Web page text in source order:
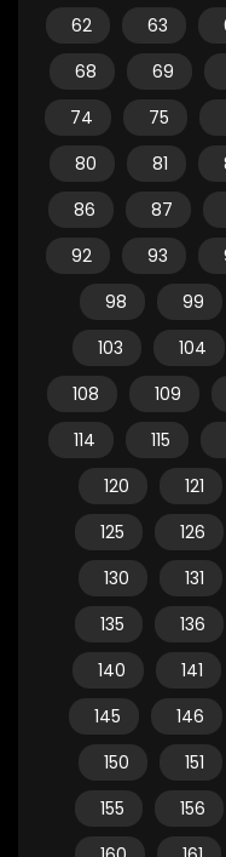
62
63
68
69
74
75
80
81
86
87
92
93
98
99
103
104
108
109
114
115
120
121
125
126
130
131
135
136
140
141
145
146
150
151
155
156